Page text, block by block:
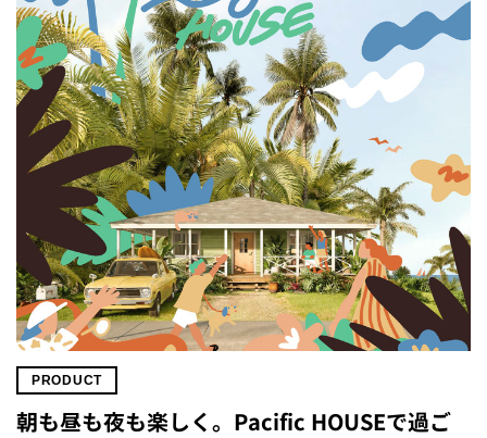
PRODUCT
朝も昼も夜も楽しく。Pacific HOUSEで過ご